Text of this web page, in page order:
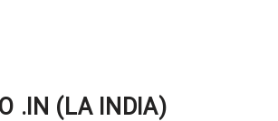
.IN (LA INDIA)